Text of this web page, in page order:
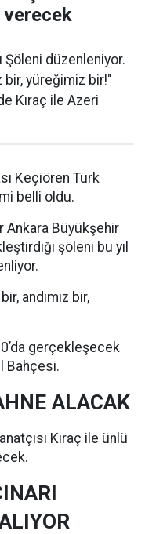
verecek
Şöleni düzenleniyor.
bir, yüreğimiz bir!"
Kıraç ile Azeri
Keçiören Türk
belli oldu.
Ankara Büyükşehir
şöleni bu yıl
andımız bir,
gerçekleşecek
Bahçesi.
ALACAK
Kıraç ile ünlü